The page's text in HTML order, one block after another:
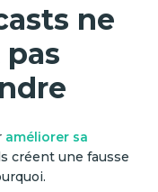
ne
améliorer sa
créent une fausse